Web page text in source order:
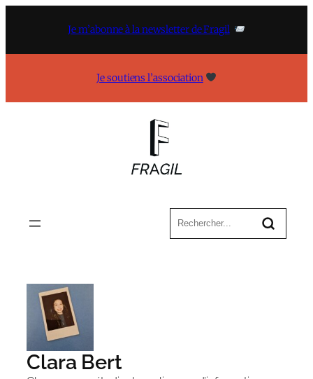
Je m’abonne à la newsletter de Fragil
Je soutiens l’association
Clara Bert